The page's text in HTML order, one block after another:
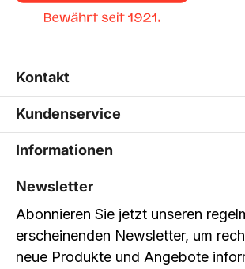
Kontakt
Kundenservice
Informationen
Newsletter
Abonnieren Sie jetzt unseren
erscheinenden Newsletter, um
neue Produkte und Angebote